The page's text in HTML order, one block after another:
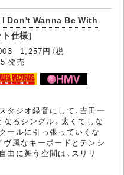
I Don't Wanna Be With
仕様]
1,257円（税
発売
タジオ録音にして、吉田一
なるシングル。太くてしな
ールに引っ張っていくな
ヴ風なキーボードとテンシ
由に舞う空間は、スリリ